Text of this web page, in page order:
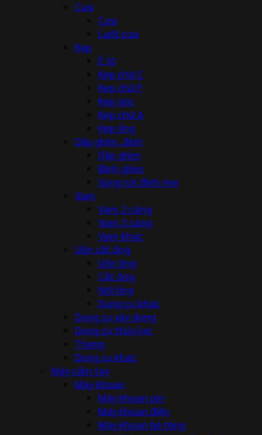
Cưa
Cưa
Lưỡi cưa
Kẹp
Ê tô
Kẹp chữ C
Kẹp chữ F
Kẹp góc
Kẹp chữ A
Kẹp ống
Dập ghim, đinh
Dập ghim
Đinh ghim
Súng rút đinh rive
Vam
Vam 2 càng
Vam 3 càng
Vam khác
Uốn cắt ống
Uốn ống
Cắt ống
Nối ống
Dụng cụ khác
Dụng cụ xây dựng
Dụng cụ thủy lực
Thang
Dụng cụ khác
Máy cầm tay
Máy khoan
Máy khoan pin
Máy khoan điện
Máy khoan bê tông